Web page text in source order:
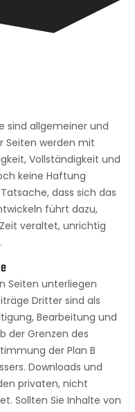
sind allgemeiner und
Seiten werden mit
Vollständigkeit und
keine Haftung
dass sich das
führt dazu,
veraltet, unrichtig
Seiten unterliegen
Dritter sind als
Bearbeitung und
der Grenzen des
der Plan B
Downloads und
privaten, nicht
Sollten Sie Inhalte von